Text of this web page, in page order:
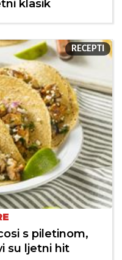
klasik
RECEPTI
s piletinom,
su ljetni hit